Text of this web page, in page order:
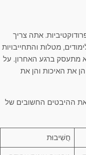
אתה צריך
מטלות והתחייבויות
מתעסק ברגע האחרון. על
את האיכות והן את
ההיבטים החשובים של
חֲשִׁיבוּת